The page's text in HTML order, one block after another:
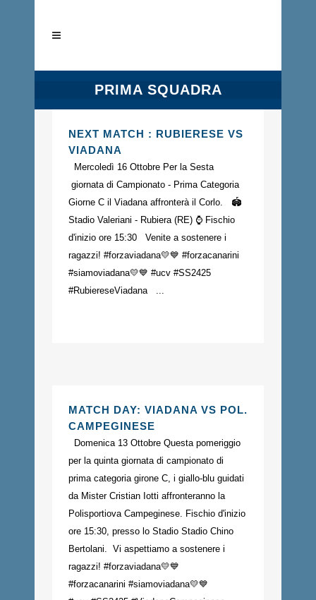
PRIMA SQUADRA
NEXT MATCH : RUBIERESE VS
VIADANA
Mercoledì 16 Ottobre Per la Sesta
giornata di Campionato - Prima Categoria
Giorne C il Viadana affronterà il Corlo. 🏟️
Stadio Valeriani - Rubiera (RE) ⌚️ Fischio
d'inizio ore 15:30 Venite a sostenere i
ragazzi! #forzaviadana💛💙 #forzacanarini
#siamoviadana💛💙 #ucv #SS2425
#RubiereseViadana ...
MATCH DAY: VIADANA VS POL.
CAMPEGINESE
Domenica 13 Ottobre Questa pomeriggio
per la quinta giornata di campionato di
prima categoria girone C, i giallo-blu guidati
da Mister Cristian Iotti affronteranno la
Polisportiova Campeginese. Fischio d'inizio
ore 15:30, presso lo Stadio Stadio Chino
Bertolani. Vi aspettiamo a sostenere i
ragazzi! #forzaviadana💛💙
#forzacanarini #siamoviadana💛💙